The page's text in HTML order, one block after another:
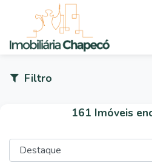
Filtro
161 Imóveis